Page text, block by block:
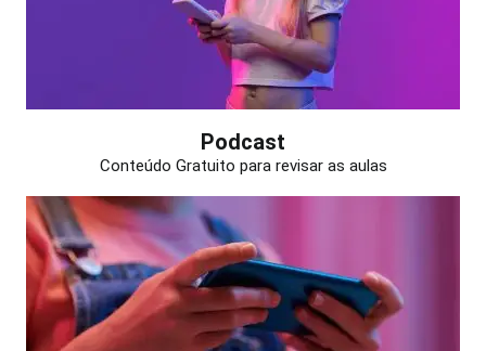
Podcast
Conteúdo Gratuito para revisar as aulas